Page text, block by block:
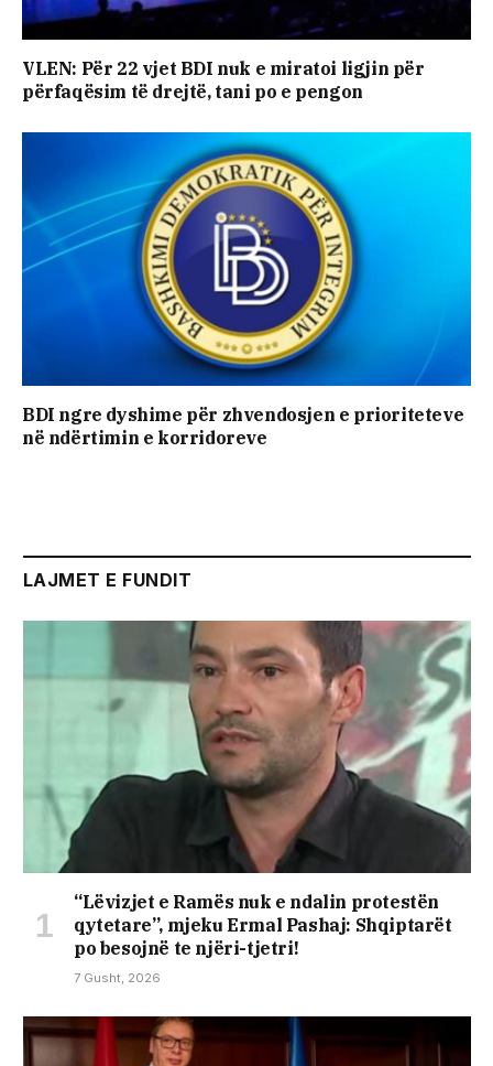
VLEN: Për 22 vjet BDI nuk e miratoi ligjin për
përfaqësim të drejtë, tani po e pengon
BDI ngre dyshime për zhvendosjen e prioriteteve
në ndërtimin e korridoreve
LAJMET E FUNDIT
“Lëvizjet e Ramës nuk e ndalin protestën
qytetare”, mjeku Ermal Pashaj: Shqiptarët
po besojnë te njëri-tjetri!
7 Gusht, 2026